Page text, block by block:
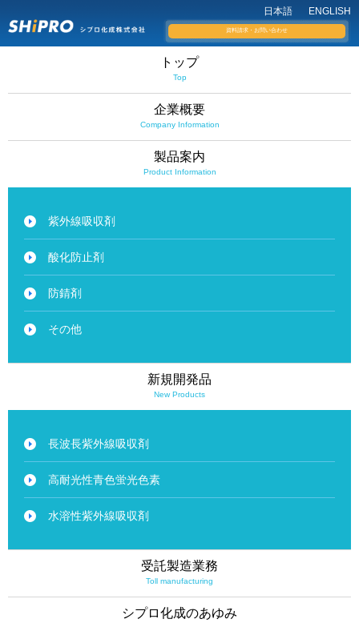
日本語 ENGLISH
資料請求・お問い合わせ
トップ
Top
企業概要
Company Information
製品案内
Product Information
紫外線吸収剤
酸化防止剤
防錆剤
その他
新規開発品
New Products
長波長紫外線吸収剤
高耐光性青色蛍光色素
水溶性紫外線吸収剤
受託製造業務
Toll manufacturing
シプロ化成のあゆみ